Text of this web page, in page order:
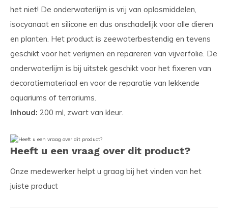
het niet! De onderwaterlijm is vrij van oplosmiddelen,
isocyanaat en silicone en dus onschadelijk voor alle dieren
en planten. Het product is zeewaterbestendig en tevens
geschikt voor het verlijmen en repareren van vijverfolie. De
onderwaterlijm is bij uitstek geschikt voor het fixeren van
decoratiemateriaal en voor de reparatie van lekkende
aquariums of terrariums.
Inhoud: 200 ml, zwart van kleur.
Heeft u een vraag over dit product?
Onze medewerker helpt u graag bij het vinden van het
juiste product